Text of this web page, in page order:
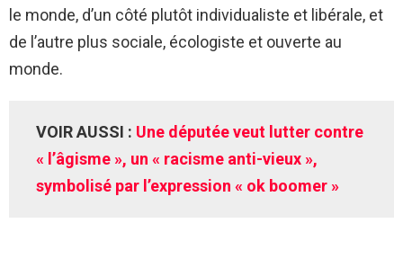
le monde, d’un côté plutôt individualiste et libérale, et
de l’autre plus sociale, écologiste et ouverte au
monde.
VOIR AUSSI : Une députée veut lutter contre
« l’âgisme », un « racisme anti-vieux »,
symbolisé par l’expression « ok boomer »